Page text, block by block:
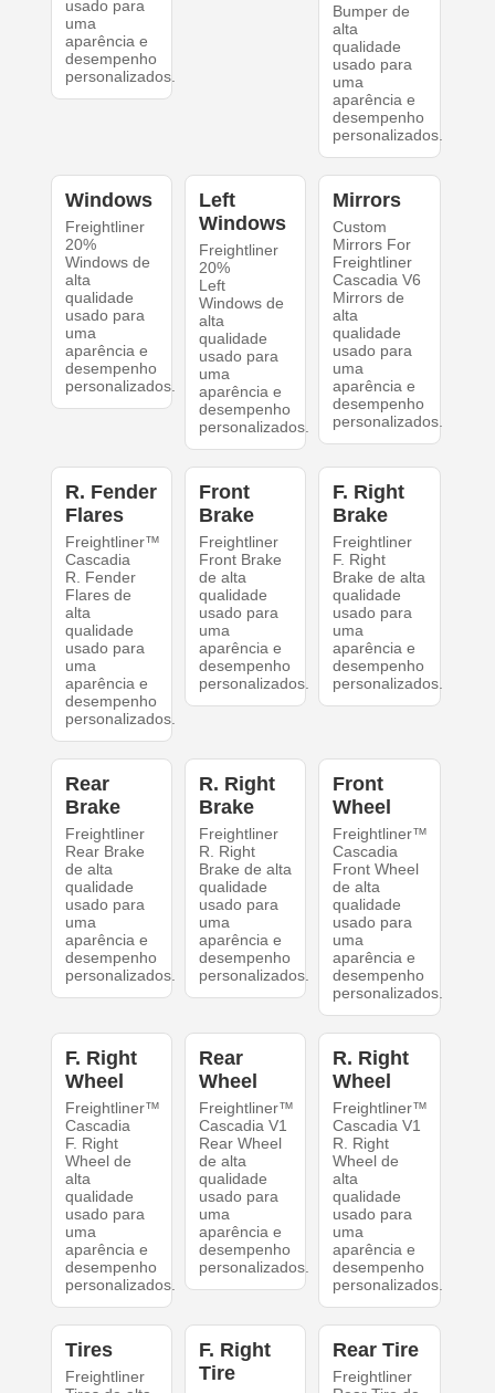
usado para
uma
aparência e
desempenho
personalizados.
Bumper de
alta
qualidade
usado para
uma
aparência e
desempenho
personalizados.
Windows
Freightliner
20%
Windows de
alta
qualidade
usado para
uma
aparência e
desempenho
personalizados.
Left
Windows
Freightliner
20%
Left
Windows de
alta
qualidade
usado para
uma
aparência e
desempenho
personalizados.
Mirrors
Custom
Mirrors For
Freightliner
Cascadia V6
Mirrors de
alta
qualidade
usado para
uma
aparência e
desempenho
personalizados.
R. Fender
Flares
Freightliner™
Cascadia
R. Fender
Flares de
alta
qualidade
usado para
uma
aparência e
desempenho
personalizados.
Front
Brake
Freightliner
Front Brake
de alta
qualidade
usado para
uma
aparência e
desempenho
personalizados.
F. Right
Brake
Freightliner
F. Right
Brake de alta
qualidade
usado para
uma
aparência e
desempenho
personalizados.
Rear
Brake
Freightliner
Rear Brake
de alta
qualidade
usado para
uma
aparência e
desempenho
personalizados.
R. Right
Brake
Freightliner
R. Right
Brake de alta
qualidade
usado para
uma
aparência e
desempenho
personalizados.
Front
Wheel
Freightliner™
Cascadia
Front Wheel
de alta
qualidade
usado para
uma
aparência e
desempenho
personalizados.
F. Right
Wheel
Freightliner™
Cascadia
F. Right
Wheel de
alta
qualidade
usado para
uma
aparência e
desempenho
personalizados.
Rear
Wheel
Freightliner™
Cascadia V1
Rear Wheel
de alta
qualidade
usado para
uma
aparência e
desempenho
personalizados.
R. Right
Wheel
Freightliner™
Cascadia V1
R. Right
Wheel de
alta
qualidade
usado para
uma
aparência e
desempenho
personalizados.
Tires
Freightliner
F. Right
Tire
Rear Tire
Freightliner